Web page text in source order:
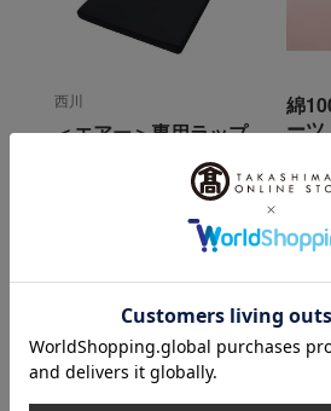
西川
＜エアー＞専用ラップ
シーツ（ニットタイ
綿
ーツ
～
大切なお知らせ